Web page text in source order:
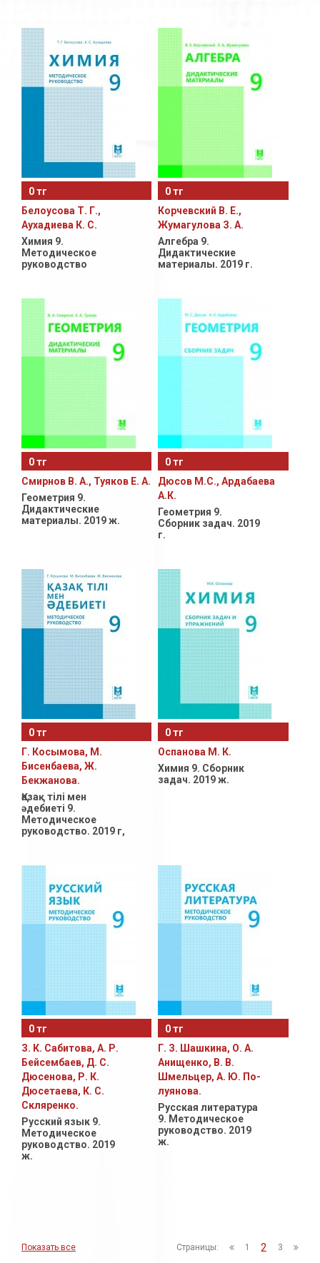
0 тг
Белоусова Т. Г.,
Аухадиева К. С.
Химия 9.
Методическое
руководство
0 тг
Корчевский В. Е.,
Жумагулова З. А.
Алгебра 9.
Дидактические
материалы. 2019 г.
0 тг
Смирнов В. А., Туяков Е. А.
Геометрия 9.
Дидактические
материалы. 2019 ж.
0 тг
Дюсов М.С., Ардабаева
А.К.
Геометрия 9.
Сборник задач. 2019
г.
0 тг
Г. Косымова, М.
Бисенбаева, Ж.
Бекжанова.
Қазақ тілі мен
әдебиеті 9.
Методическое
руководство. 2019 г,
0 тг
Оспанова М. К.
Химия 9. Сборник
задач. 2019 ж.
0 тг
З. К. Сабитова, А. Р.
Бейсембаев, Д. С.
Дюсенова, Р. К.
Дюсетаева, К. С.
Скляренко.
Русский язык 9.
Методическое
руководство. 2019
ж.
0 тг
Г. З. Шашкина, О. А.
Анищенко, В. В.
Шмельцер, А. Ю. По­
луянова.
Русская литература
9. Методическое
руководство. 2019
ж.
Показать все Страницы: 1 2 3